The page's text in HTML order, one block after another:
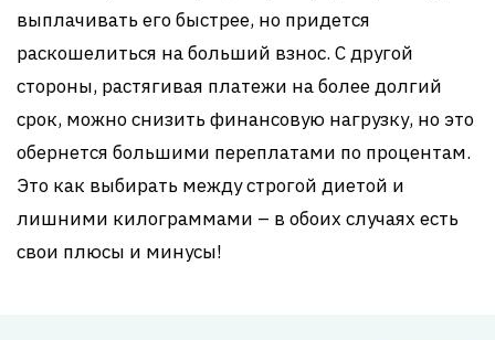
выплачивать его быстрее, но придется
раскошелиться на больший взнос. С другой
стороны, растягивая платежи на более долгий
срок, можно снизить финансовую нагрузку, но это
обернется большими переплатами по процентам.
Это как выбирать между строгой диетой и
лишними килограммами – в обоих случаях есть
свои плюсы и минусы!